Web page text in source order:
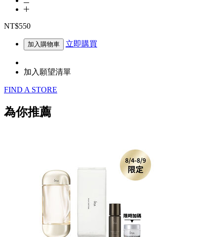
NT$550
加入購物車 立即購買
加入願望清單
FIND A STORE
為你推薦